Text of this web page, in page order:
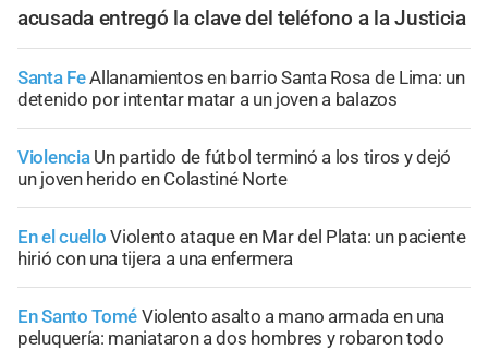
acusada entregó la clave del teléfono a la Justicia
Santa FeAllanamientos en barrio Santa Rosa de Lima: un
detenido por intentar matar a un joven a balazos
Violencia Un partido de fútbol terminó a los tiros y dejó
un joven herido en Colastiné Norte
En el cuello Violento ataque en Mar del Plata: un paciente
hirió con una tijera a una enfermera
En Santo Tomé Violento asalto a mano armada en una
peluquería: maniataron a dos hombres y robaron todo